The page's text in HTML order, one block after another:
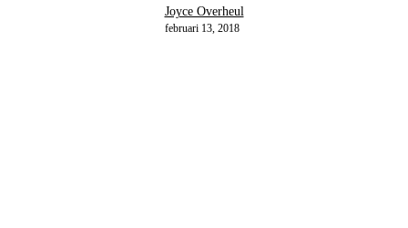
Joyce Overheul
februari 13, 2018